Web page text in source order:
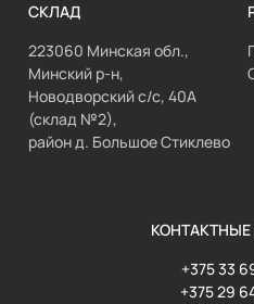
СКЛАД
223060 Минская обл.,
Минский р-н,
Новодворский с/с, 40А
(склад №2),
район д. Большое Стиклево
+375 33
+375 29